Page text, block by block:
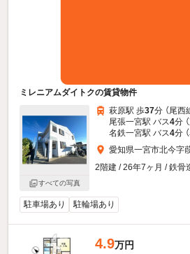
ミレニアムダイトクの賃貸物件
すべての写真
萩原駅 歩37分 （尾西
尾張一宮駅 バス4分
名鉄一宮駅 バス4分
愛知県一宮市北今字
2階建 / 26年7ヶ月 / 鉄骨
駐車場あり 駐輪場あり
4.9万円